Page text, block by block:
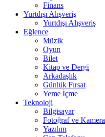
Finans
Yurtdışı Alışveriş
Yurtdışı Alışveriş
Eğlence
Müzik
Oyun
Bilet
Kitap ve Dergi
Arkadaşlık
Günlük Fırsat
Yeme İçme
Teknoloji
Bilgisayar
Fotoğraf ve Kamera
Yazılım